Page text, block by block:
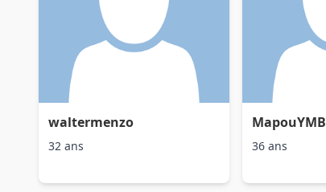
waltermenzo
32 ans
MapouYMB
36 ans